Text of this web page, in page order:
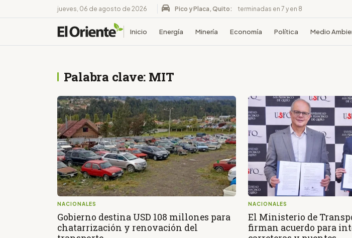
jueves, 06 de agosto de 2026 Pico y Placa, Quito: terminadas en 7 y en 8
Inicio Energía Minería Economía Política Medio
Palabra clave: MIT
NACIONALES
Gobierno destina USD 108 millones para
chatarrización y renovación del
NACIONALES
El Ministerio de
firman acuerdo para